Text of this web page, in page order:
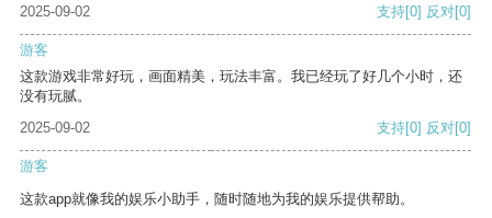
2025-09-02
支持[0] 反对[0]
游客
这款游戏非常好玩，画面精美，玩法丰富。我已经玩了好几个小时，还
没有玩腻。
2025-09-02
支持[0] 反对[0]
游客
这款app就像我的娱乐小助手，随时随地为我的娱乐提供帮助。